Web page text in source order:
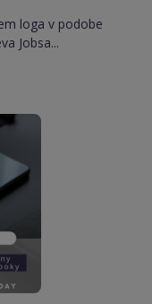
loga v podobe
Jobsa...